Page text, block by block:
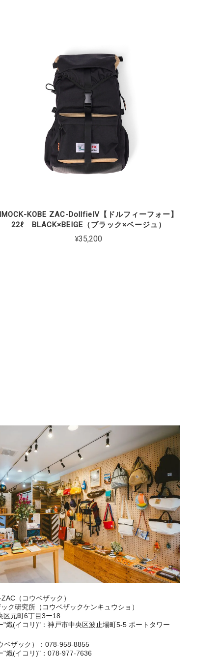
KOBE ZAC-DollfieⅣ【ドルフィーフォー】
22ℓ BLACK×BEIGE（ブラック×ベージュ）
¥35,200
（コウベザック）
ク研究所（コウベザックケンキュウショ）
区元町6丁目3ー18
"熾(イコリ)"：神戸市中央区波止場町5-5 ポートタワー
ベザック）：078-958-8855
"熾(イコリ)"：078-977-7636